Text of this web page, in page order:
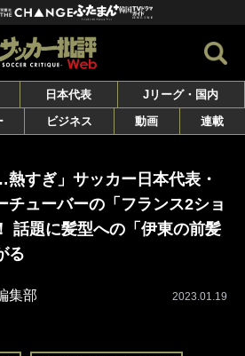
日本代表
Jリーグ・国内
ビジネス 動画 連載
すぎ」サッカー日本代表・
チューバーの「フランス2ショ
話題に髪型への「伊東の前髪
る
集部 2023.01.19